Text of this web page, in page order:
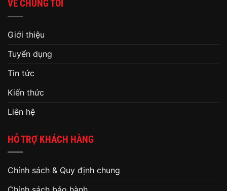
VỀ CHÚNG TÔI
Giới thiệu
Tuyển dụng
Tin tức
Kiến thức
Liên hệ
HỖ TRỢ KHÁCH HÀNG
Chính sách & Quy định chung